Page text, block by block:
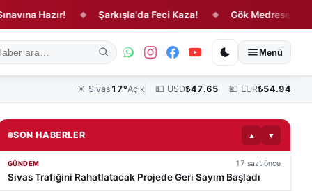
◆ Şarkışla'da Feci Kaza! ◆ Gök Medrese’nin 755
Kültür, Sanat ve Tarih Yaşam Sivas Vefat Edenler Köşe
Menü
☀️ Sivas 17°Açık 💵 USD₺47.65 💶 EUR₺54.94
SON HABERLER ▲ ▼
GÜNDEM
Sivas Trafiğini Rahatlatacak Projede Geri Sayım Başladı
17 saat önce